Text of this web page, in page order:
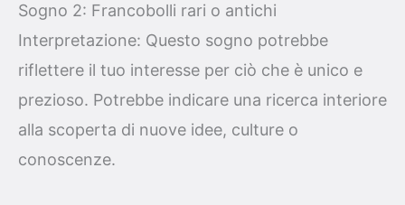
Sogno 2: Francobolli rari o antichi
Interpretazione: Questo sogno potrebbe
riflettere il tuo interesse per ciò che è unico e
prezioso. Potrebbe indicare una ricerca interiore
alla scoperta di nuove idee, culture o
conoscenze.